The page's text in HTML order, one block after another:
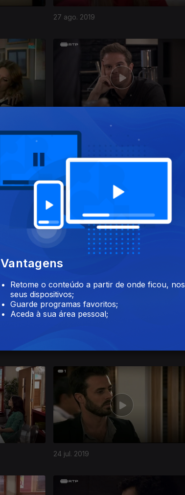
27 ago. 2019
08 ago. 2019
24 jul. 2019
Vantagens
Retome o conteúdo a partir de onde ficou, nos
seus dispositivos;
Guarde programas favoritos;
Aceda à sua área pessoal;